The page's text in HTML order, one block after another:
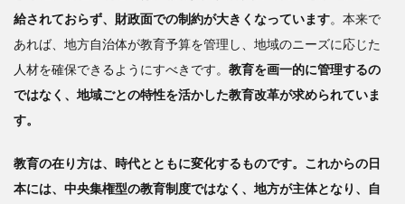
給されておらず、財政面での制約が大きくなっています。本来で
あれば、地方自治体が教育予算を管理し、地域のニーズに応じた
人材を確保できるようにすべきです。 教育を画一的に管理するの
ではなく、地域ごとの特性を活かした教育改革が求められていま
す。
教育の在り方は、時代とともに変化するものです。これからの日
本には、中央集権型の教育制度ではなく、地方が主体となり、自